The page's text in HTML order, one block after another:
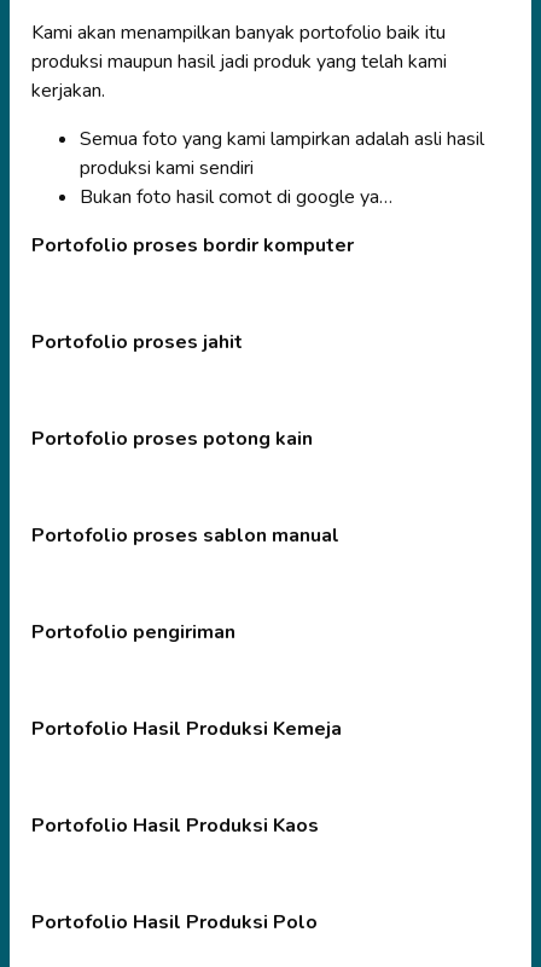
Kami akan menampilkan banyak portofolio baik itu
produksi maupun hasil jadi produk yang telah kami
kerjakan.
Semua foto yang kami lampirkan adalah asli hasil
produksi kami sendiri
Bukan foto hasil comot di google ya…
Portofolio proses bordir komputer
Portofolio proses jahit
Portofolio proses potong kain
Portofolio proses sablon manual
Portofolio pengiriman
Portofolio Hasil Produksi Kemeja
Portofolio Hasil Produksi Kaos
Portofolio Hasil Produksi Polo